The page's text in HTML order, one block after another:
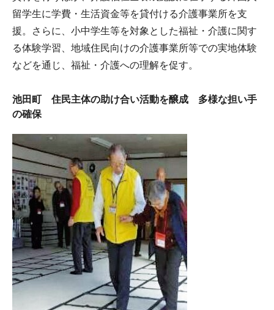
留学生に学費・生活資金等を貸付ける介護事業所を支
援。さらに、小中学生等を対象とした福祉・介護に関す
る体験学習、地域住民向けの介護事業所等での実地体験
などを通じ、福祉・介護への理解を促す。
池田町 住民主体の助け合い活動を醸成 多様な担い手
の確保